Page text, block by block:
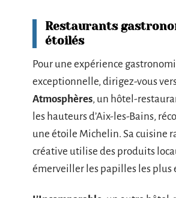
Restaurants
étoilés
Pour une expérience
exceptionnelle, dirigez-vous
Atmosphères, un hôtel-
les hauteurs d’Aix-les-Bains,
une étoile Michelin. Sa cuisine
créative utilise des produits
émerveiller les papilles les plus